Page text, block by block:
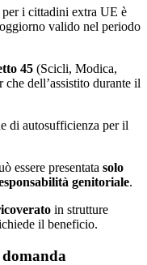
per i cittadini extra UE è
valido nel periodo
45 (Scicli, Modica,
dell’assistito durante il
di autosufficienza per il
essere presentata solo
genitoriale.
in strutture
il beneficio.